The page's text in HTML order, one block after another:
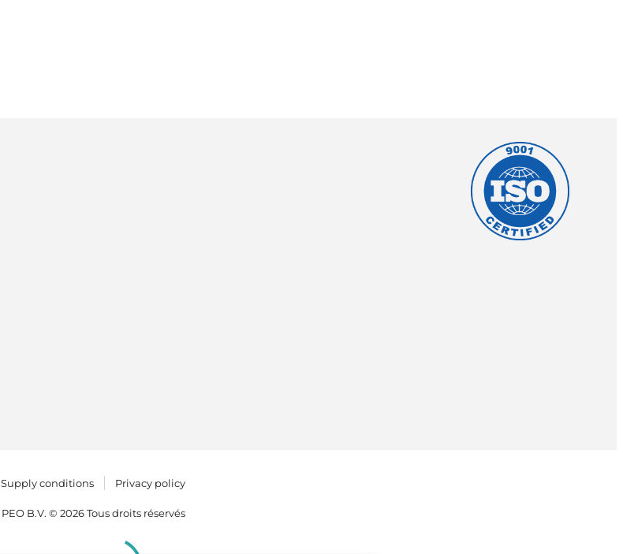
Supply conditions Privacy policy
PEO B.V. © 2026 Tous droits réservés